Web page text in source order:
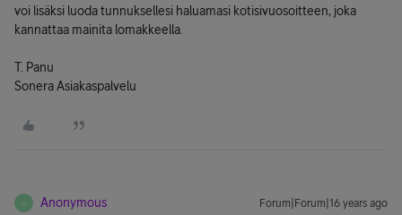
voi lisäksi luoda tunnuksellesi haluamasi kotisivuosoitteen, joka
kannattaa mainita lomakkeella.
T. Panu
Sonera Asiakaspalvelu
A Anonymous Forum|Forum|16 years ago